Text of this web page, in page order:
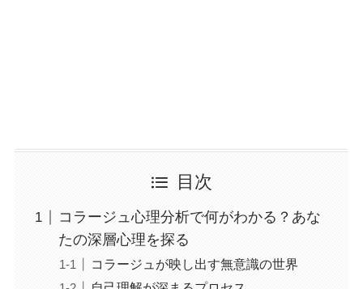
目次
コラージュ心理分析で何がわかる？あな
たの深層心理を探る
コラージュが映し出す無意識の世界